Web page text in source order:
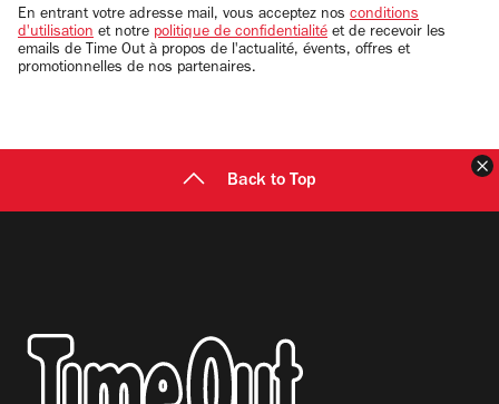
email
En entrant votre adresse mail, vous acceptez nos conditions
d'utilisation et notre politique de confidentialité et de recevoir les
emails de Time Out à propos de l'actualité, évents, offres et
promotionnelles de nos partenaires.
Back to Top